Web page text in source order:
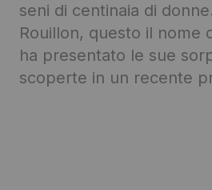
seni di centinaia di
Rouillon, questo il nome
ha presentato le sue
scoperte in un recente